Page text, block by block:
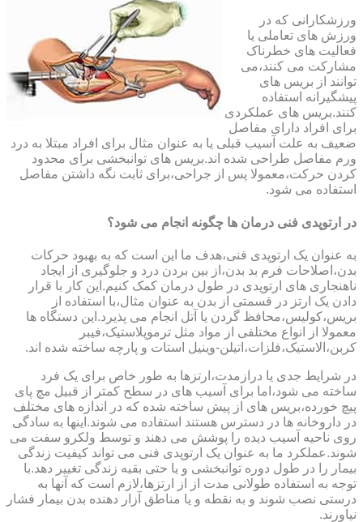
ورزشکارانی که در
ورزش های تعاملی یا
فعالیت های خطرناک
مشارکت می کنند،می
توانند از بریس های
پیشگیرانه استفاده
کنند.بریس های عملکردی
برای افراد دارای مفاصل
ضعیف به علت آسیب قبلی یا به عنوان مثال برای افراد مبتلا به درد
ورم مفاصل طراحی شده اند.بریس های توانبخشی برای محدود
کردن حرکت،معمولا پس از جراحی،برای ثابت نگه داشتن مفاصل
استفاده می شود.
در ارتوپدی فنی درمان ها چگونه انجام می شود؟
به عنوان یک ارتوپدی فنی،هدف ما این است که به بهبود حرکات
بدن،اصلاحات فرم بد بدن،از بین بردن درد و جلوگیری از ایجاد
ناهنجاری های ارتوپدی در طول درمان کمک کنیم.این کار با قرار
دادن یک ارتز در قسمتی از بدن به عنوان مثال،با استفاده از
بریس،کولیس،محافظ گردن یا آتل انجام می پذیرد.این دستگاه ها
معمولا از انواع مختلفی از مواد مثل ترموپلاستیک،فیبر
کربن،الاستیک،فلزات،اتیلن-وینیل استات و پارچه ساخته شده اند.
در شرایط جدی یا درازمدت،ارتزها به طور خاص برای یک فرد
ساخته می شود،اما برای آسیب های در سطح کمتر از قبیل مچ پای
پیچ خورده،بریس های از پیش ساخته شده که در اندازه های مختلف
در داروخانه ها در دسترس هستند استفاده می شوند.اینها به سادگی
روی ناحیه آسیب دیده را پوشش می دهند و توسط ولکرو سفت می
شوند.عملکرد ما به عنوان یک ارتوپدی فنی می تواند کیفیت زندگی
بیمار را در طول دوره توانبخشی و یا حتی بقیه زندگی تغییر دهد.با
توجه به استفاده طولانی مدت از از ارتزها،لازم است که آنها به
درستی نصب شوند و به نقطه و یا مناطق آزار دهنده بدن بیمار فشار
نیاورند.